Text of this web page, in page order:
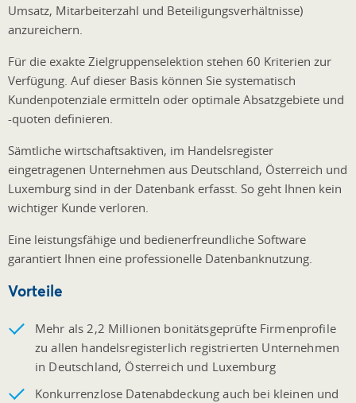
Umsatz, Mitarbeiterzahl und Beteiligungsverhältnisse)
anzureichern.
Für die exakte Zielgruppenselektion stehen 60 Kriterien zur
Verfügung. Auf dieser Basis können Sie systematisch
Kundenpotenziale ermitteln oder optimale Absatzgebiete und
-quoten definieren.
Sämtliche wirtschaftsaktiven, im Handelsregister
eingetragenen Unternehmen aus Deutschland, Österreich und
Luxemburg sind in der Datenbank erfasst. So geht Ihnen kein
wichtiger Kunde verloren.
Eine leistungsfähige und bedienerfreundliche Software
garantiert Ihnen eine professionelle Datenbanknutzung.
Vorteile
Mehr als 2,2 Millionen bonitätsgeprüfte Firmenprofile
zu allen handelsregisterlich registrierten Unternehmen
in Deutschland, Österreich und Luxemburg
Konkurrenzlose Datenabdeckung auch bei kleinen und